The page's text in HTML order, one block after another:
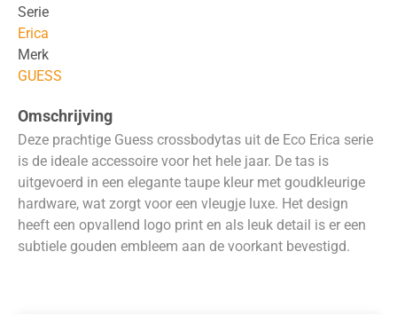
Serie
Erica
Merk
GUESS
Omschrijving
Deze prachtige Guess crossbodytas uit de Eco Erica serie
is de ideale accessoire voor het hele jaar. De tas is
uitgevoerd in een elegante taupe kleur met goudkleurige
hardware, wat zorgt voor een vleugje luxe. Het design
heeft een opvallend logo print en als leuk detail is er een
subtiele gouden embleem aan de voorkant bevestigd.